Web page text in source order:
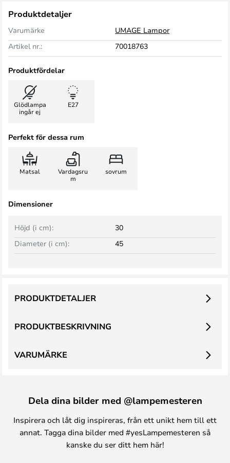
Produktdetaljer
Varumärke
UMAGE Lampor
Artikel nr.:
70018763
Produktfördelar
Glödlampa
ingår ej
E27
Perfekt för dessa rum
Matsal
Vardagsru
m
sovrum
Dimensioner
Höjd (i cm):
30
Diameter (i cm):
45
PRODUKTBESKRIVNING
PRODUKTDETALJER
VARUMÄRKE
Dela dina bilder med @lampemesteren
Inspirera och låt dig inspireras, från ett unikt hem till ett
annat. Tagga dina bilder med #yesLampemesteren så
kanske du ser ditt hem här!